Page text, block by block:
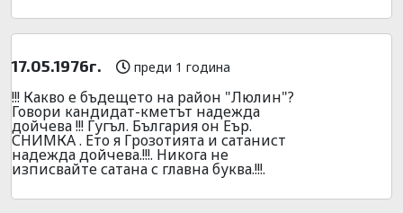
17.05.1976г. преди 1 година
!!! Какво е бъдещето на район "Люлин"?
Говори кандидат-кметът надежда
дойчева !!! Гугъл. България он Еър.
СНИМКА . Ето я Грозотията и сатанист
надежда дойчева.!!!. Никога не
изписвайте сатана с главна буква.!!!.